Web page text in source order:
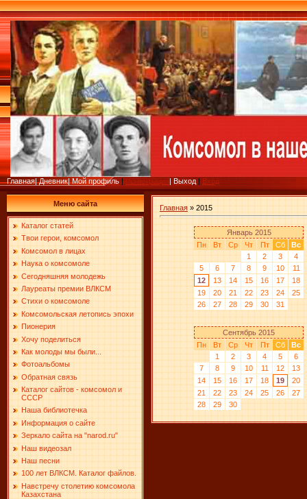
Главная|Дневник|Мой профиль|Регистрация|Выход|Вход
Меню сайта
Каталог статей
Твои герои, комсомол
Комсомол в лицах
Наука о комсомоле
Сегодняшняя молодежь
Лауреаты премии ВЛКСМ
Стихи о комсомоле
Комсомольская летопись эпохи
Пионерия
Хочу поделиться
Как молоды мы были...
Фотоальбомы
Обратная связь
Каталог сайтов - комсомол и
СССР
Наша библиотечка
Информация о сайте
Зеркало сайта на "narоd.ru"
Наш видеозал
Наш песни
100 лет ВЛКСМ. Каталог файлов.
Навстречу столетию комсомола
Казахстана
Главная » 2015
Январь 2015
Пн
Вт Ср Чт Пт Сб
Вс
1
2 3
4
5
6 7 8 9 10
11
12
13 14 15 16 17
18
19
20 21 22 23 24
25
26
27 28 29 30 31
Сентябрь 2015
Пн
Вт Ср Чт Пт Сб
Вс
1
2 3 4 5
6
7
8 9 10 11 12
13
14
15 16 17 18 19
20
21
22 23 24 25 26
27
28
29 30